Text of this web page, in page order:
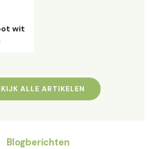
wit
ALLE ARTIKELEN
Blogberichten